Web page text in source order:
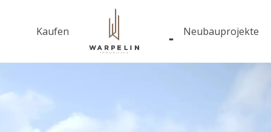
Kaufen Neubauprojekte